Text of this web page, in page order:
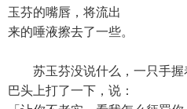
玉芬的嘴唇，将流出
来的唾液擦去了一些。
苏玉芬没说什么，一只手握
巴头上打了一下，说：